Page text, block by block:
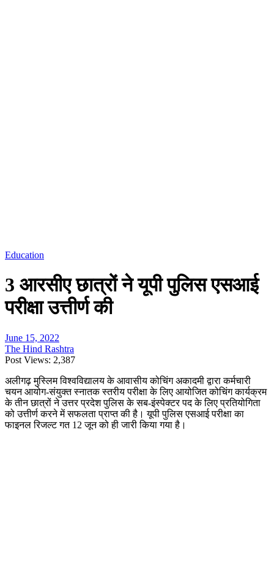
Education
3 आरसीए छात्रों ने यूपी पुलिस एसआई
परीक्षा उत्तीर्ण की
June 15, 2022
The Hind Rashtra
Post Views: 2,387
अलीगढ़ मुस्लिम विश्वविद्यालय के आवासीय कोचिंग अकादमी द्वारा कर्मचारी
चयन आयोग-संयुक्त स्नातक स्तरीय परीक्षा के लिए आयोजित कोचिंग कार्यक्रम
के तीन छात्रों ने उत्तर प्रदेश पुलिस के सब-इंस्पेक्टर पद के लिए प्रतियोगिता
को उत्तीर्ण करने में सफलता प्राप्त की है। यूपी पुलिस एसआई परीक्षा का
फाइनल रिजल्ट गत 12 जून को ही जारी किया गया है।